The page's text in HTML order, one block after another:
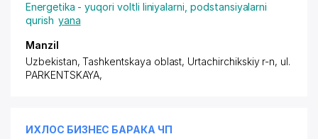
Energetika - yuqori voltli liniyalarni, podstansiyalarni
qurish yana
Manzil
Uzbekistan, Tashkentskaya oblast, Urtachirchikskiy r-n, ul.
PARKENTSKAYA,
ИХЛОС БИЗНЕС БАРАКА ЧП